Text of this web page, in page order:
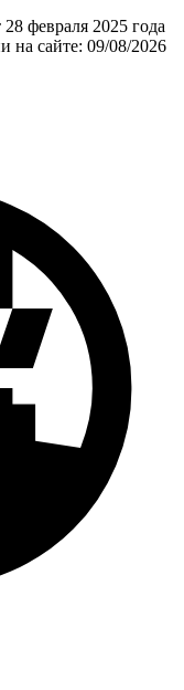
февраля 2025 года
на сайте: 09/08/2026